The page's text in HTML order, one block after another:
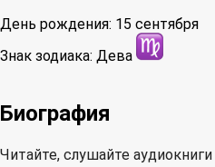
День рождения: 15 сентября
Знак зодиака: Дева
Биография
Читайте, слушайте